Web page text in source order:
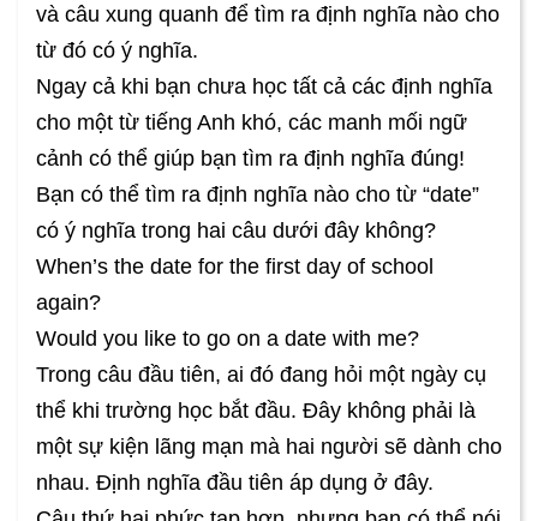
và câu xung quanh để tìm ra định nghĩa nào cho
từ đó có ý nghĩa.
Ngay cả khi bạn chưa học tất cả các định nghĩa
cho một từ tiếng Anh khó, các manh mối ngữ
cảnh có thể giúp bạn tìm ra định nghĩa đúng!
Bạn có thể tìm ra định nghĩa nào cho từ “date”
có ý nghĩa trong hai câu dưới đây không?
When’s the date for the first day of school
again?
Would you like to go on a date with me?
Trong câu đầu tiên, ai đó đang hỏi một ngày cụ
thể khi trường học bắt đầu. Đây không phải là
một sự kiện lãng mạn mà hai người sẽ dành cho
nhau. Định nghĩa đầu tiên áp dụng ở đây.